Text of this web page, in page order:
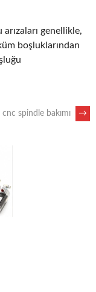
genellikle,
boşluklarından
cnc spindle bakımı →